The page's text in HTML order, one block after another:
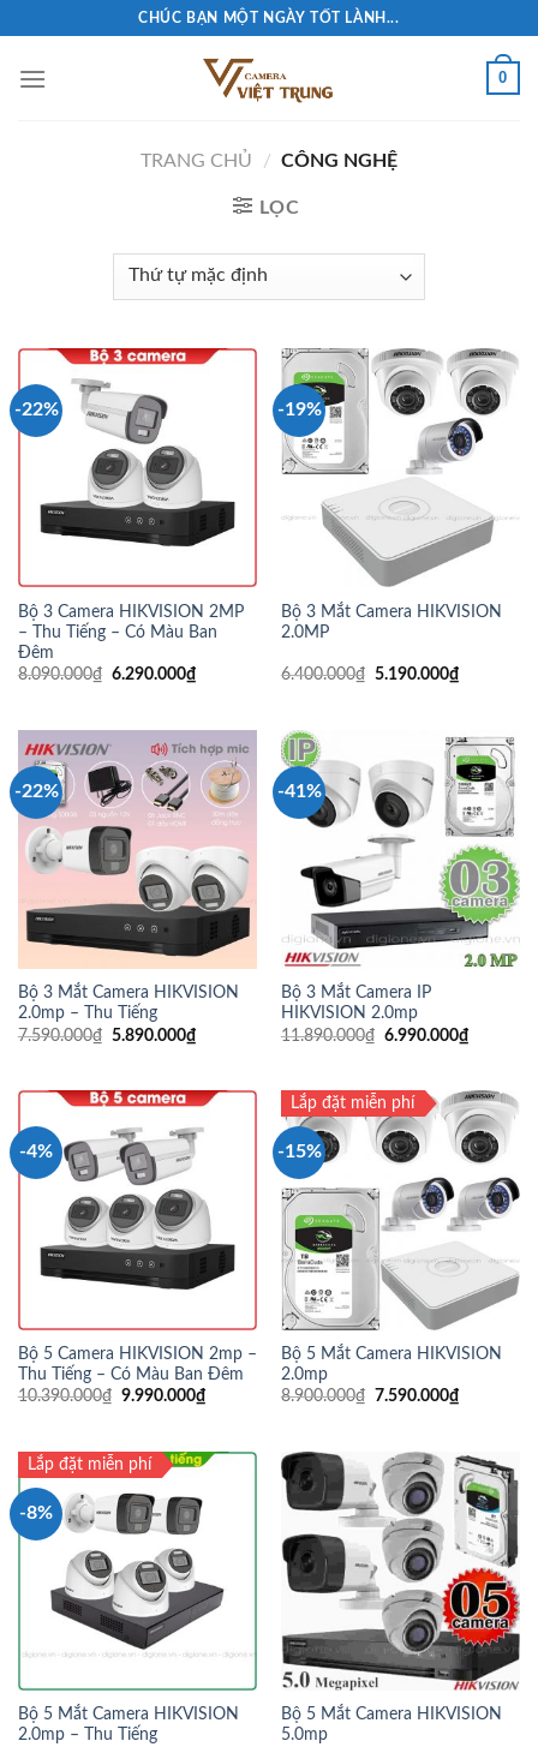
content
CHÚC BẠN MỘT NGÀY TỐT LÀNH...
0
TRANG CHỦ / CÔNG NGHỆ
LỌC
-22%
Bộ 3 Camera HIKVISION 2MP
– Thu Tiếng – Có Màu Ban
Đêm
8.090.000₫ 6.290.000₫
-19%
Bộ 3 Mắt Camera HIKVISION
2.0MP
6.400.000₫ 5.190.000₫
-22%
Bộ 3 Mắt Camera HIKVISION
2.0mp – Thu Tiếng
7.590.000₫ 5.890.000₫
-41%
Bộ 3 Mắt Camera IP
HIKVISION 2.0mp
11.890.000₫ 6.990.000₫
-4%
Bộ 5 Camera HIKVISION 2mp –
Thu Tiếng – Có Màu Ban Đêm
10.390.000₫ 9.990.000₫
-15%
Lắp đặt miễn phí
Bộ 5 Mắt Camera HIKVISION
2.0mp
8.900.000₫ 7.590.000₫
-8%
Lắp đặt miễn phí
Bộ 5 Mắt Camera HIKVISION
2.0mp – Thu Tiếng
Bộ 5 Mắt Camera HIKVISION
5.0mp